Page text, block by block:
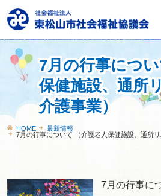
7月の行事につ
保健施設、通所
介護事業）
HOME
最新情報
7月の行事について （介護老人保健施設、通所リ
7月の行事に